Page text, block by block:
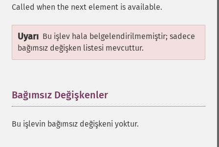
Called when the next element is available.
Uyarı Bu işlev hala belgelendirilmemiştir; sadece
bağımsız değişken listesi mevcuttur.
Bağımsız Değişkenler
Bu işlevin bağımsız değişkeni yoktur.